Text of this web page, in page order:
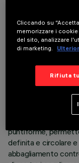
Apparecchio
strutturale in
perimetrale di
luminose, realizzati
indipendentemente,
possibilità di
alta definizione in
posizione arretrata
puntiforme,
definita e circolare e
abbagliamento
Cliccando su
memorizzare i
del sito, analizzare
di marketing.
Rifiuta